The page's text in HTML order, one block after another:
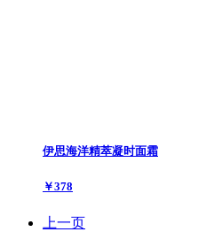
伊思海洋精萃凝时面霜
￥378
上一页